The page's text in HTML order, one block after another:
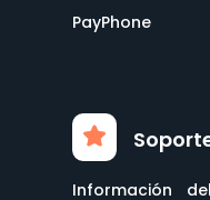
PayPhone
Información